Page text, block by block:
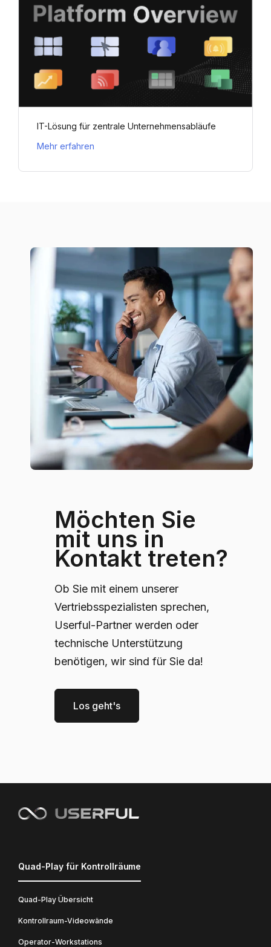
IT-Lösung für zentrale Unternehmensabläufe
Mehr erfahren
Möchten Sie
mit uns in
Kontakt treten?
Ob Sie mit einem unserer
Vertriebsspezialisten sprechen,
Userful-Partner werden oder
technische Unterstützung
benötigen, wir sind für Sie da!
Los geht's
Quad-Play für Kontrollräume
Quad-Play Übersicht
Kontrollraum-Videowände
Operator-Workstations